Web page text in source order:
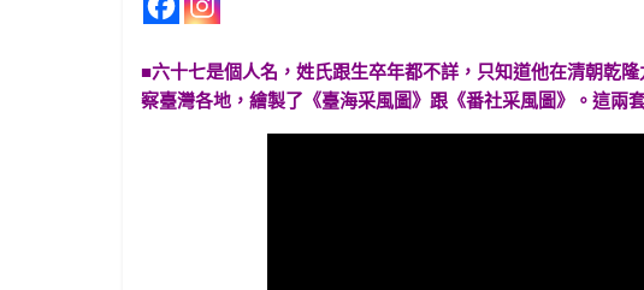
■六十七是個人名，姓氏跟生卒年都不詳，只知道他在清朝乾
察臺灣各地，繪製了《臺海采風圖》跟《番社采風圖》。這兩